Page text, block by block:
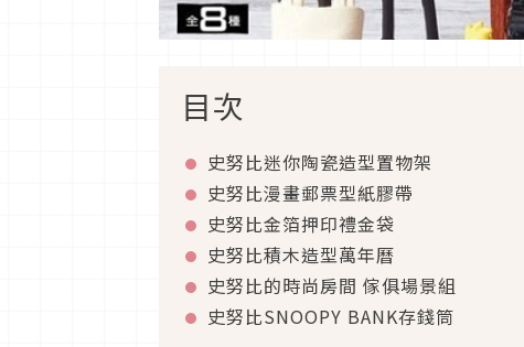
目次
史努比迷你陶瓷造型置物架
史努比漫畫郵票型紙膠帶
史努比金箔押印禮金袋
史努比積木造型萬年曆
史努比的時尚房間 傢俱場景組
史努比SNOOPY BANK存錢筒